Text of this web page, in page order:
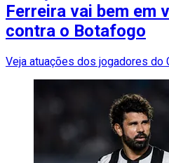
Ferreira vai bem em
contra o Botafogo
Veja atuações dos jogadores do